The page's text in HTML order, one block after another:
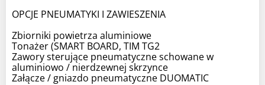
OPCJE PNEUMATYKI I ZAWIESZENIA
Zbiorniki powietrza aluminiowe
Tonażer (SMART BOARD, TIM TG2
Zawory sterujące pneumatyczne schowane w
aluminiowo / nierdzewnej skrzynce
Załącze / gniazdo pneumatyczne DUOMATIC